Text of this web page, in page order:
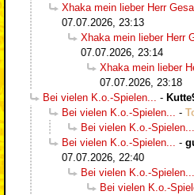
Xhaka mein lieber Herr
07.07.2026, 23:13
Xhaka mein lieber Herr
07.07.2026, 23:14
Xhaka mein lieber
07.07.2026, 23:18
Bei vielen K.o.-Spielen...
-
Bei vielen K.o.-Spielen...
-
Bei vielen K.o.-Spielen...
Bei vielen K.o.-Spielen...
-
07.07.2026, 22:40
Bei vielen K.o.-Spielen...
Bei vielen K.o.-